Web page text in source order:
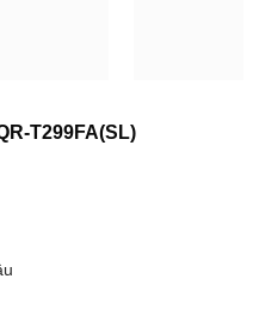
T299FA(SL)